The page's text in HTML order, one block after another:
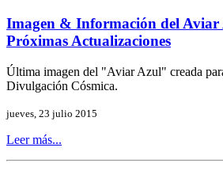
Imagen & Información del Aviar
Próximas Actualizaciones
Última imagen del "Aviar Azul" creada
Divulgación Cósmica.
jueves, 23 julio 2015
Leer más...